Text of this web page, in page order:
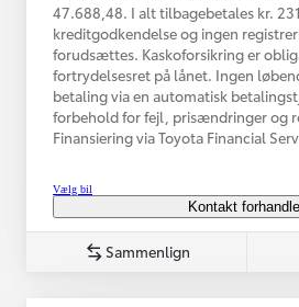
47.688,48. I alt tilbagebetales kr.
kreditgodkendelse og ingen
forudsættes. Kaskoforsikring er
fortrydelsesret på lånet. Ingen
betaling via en automatisk
forbehold for fejl, prisændringer og
Finansiering via Toyota Financial
Vælg bil
Kontakt
Sammenlign